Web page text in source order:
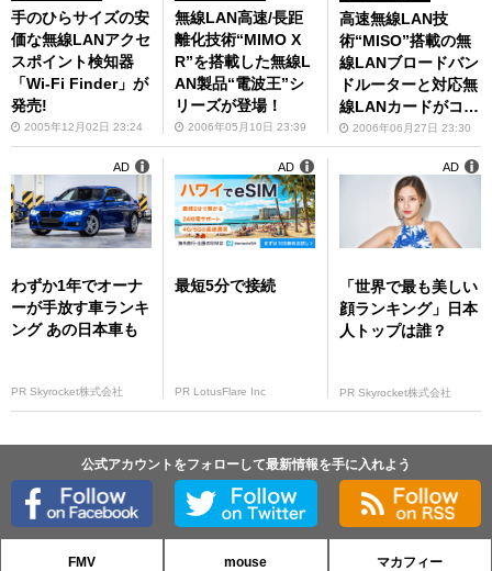
手のひらサイズの安
価な無線LANアクセ
スポイント検知器
「Wi-Fi Finder」が
発売!
2005年12月02日 23:24
無線LAN高速/長距
離化技術“MIMO X
R”を搭載した無線L
AN製品“電波王”シ
リーズが登場！
2006年05月10日 23:39
高速無線LAN技
術“MISO”搭載の無
線LANブロードバン
ドルーターと対応無
線LANカードがコレ
ガから
2006年06月27日 23:30
わずか1年でオーナ
ーが手放す車ランキ
ング あの日本車も
PR Skyrocket株式会社
AD
最短5分で接続
PR LotusFlare Inc
AD
「世界で最も美しい
顔ランキング」日本
人トップは誰？
PR Skyrocket株式会社
AD
公式アカウントをフォローして最新情報を手に入れよう
FMV mouse マカフィー